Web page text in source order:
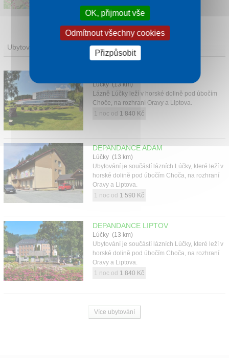
OpenStreetMapcontributors
Ubytování
Lúčky (13 km)
Lázně Lúčky leží v horské dolině pod úbočím
Choče, na rozhraní Oravy a Liptova.
1 noc od 1 840 Kč
DEPANDANCE ADAM
Lúčky (13 km)
Ubytování je součástí lázních Lúčky, které leží v
horské dolině pod úbočím Choča, na rozhraní
Oravy a Liptova.
1 noc od 1 590 Kč
DEPANDANCE LIPTOV
Lúčky (13 km)
Ubytování je součástí lázních Lúčky, které leží v
horské dolině pod úbočím Choča, na rozhraní
Oravy a Liptova.
1 noc od 1 840 Kč
Více ubytování
OK, přijmout vše
Odmítnout všechny cookies
Přizpůsobit